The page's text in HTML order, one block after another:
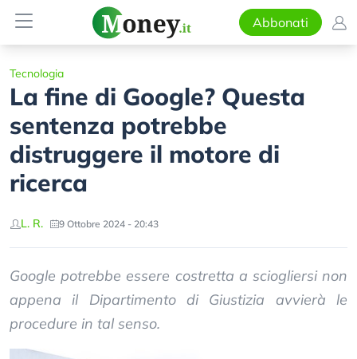
Abbonati
Tecnologia
La fine di Google? Questa
sentenza potrebbe
distruggere il motore di
ricerca
L. R. 9 Ottobre 2024 - 20:43
Google potrebbe essere costretta a sciogliersi non
appena il Dipartimento di Giustizia avvierà le
procedure in tal senso.